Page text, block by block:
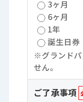
3ヶ月
6ヶ月
1年
誕生日券
※グランドパ
せん。
ご了承事項